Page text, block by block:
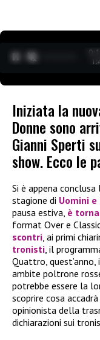
Iniziata la
Donne sono
Gianni Sperti
show. Ecco le
Si è appena
stagione di Uomini e
pausa estiva, è
format Over e
scontri, ai primi
tronisti, il
Quattro,
ambite poltrone
potrebbe essere la
scoprire cosa
opinionista della
dichiarazioni sui